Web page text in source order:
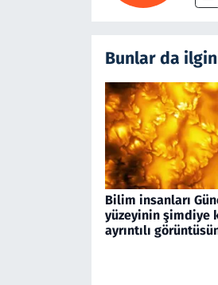
Bunlar da
Bilim insanları
yüzeyinin şimdiye
ayrıntılı